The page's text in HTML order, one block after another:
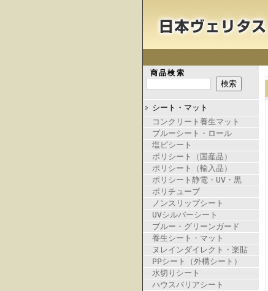
商品検索
シート・マット
コンクリート養生マット
ブルーシート・ロール
塩ビシート
ポリシート（国産品）
ポリシート（輸入品）
ポリシート静電・UV・黒
ポリチューブ
ノンスリップシート
UVシルバーシート
ブルー・グリーンガード
養生シート・マット
ヌレインダイレクト・楽貼
PPシート（外構シート）
水切りシート
ハウスバリアシート